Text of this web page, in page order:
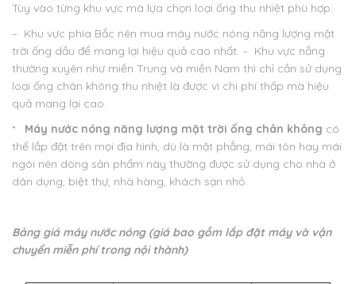
Tùy vào từng khu vực mà lựa chọn loại ống thu nhiệt phù hợp:
– Khu vực phía Bắc nên mua máy nước nóng năng lượng mặt
trời ống dầu để mang lại hiệu quả cao nhất. – Khu vực nắng
thường xuyên như miền Trung và miền Nam thì chỉ cần sử dụng
loại ống chân không thu nhiệt là được vì chi phí thấp mà hiệu
quả mang lại cao.
*
Máy nước nóng năng lượng mặt trời ống chân không có
thể lắp đặt trên mọi địa hình, dù là mặt phẳng, mái tôn hay mái
ngói nên dòng sản phẩm này thường được sử dụng cho nhà ở
dân dụng, biệt thự, nhà hàng, khách sạn nhỏ.
Bảng giá máy nước nóng (giá bao gồm lắp đặt máy và vận
chuyển miễn phí trong nội thành​)